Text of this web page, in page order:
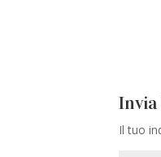
Invia
Il tuo